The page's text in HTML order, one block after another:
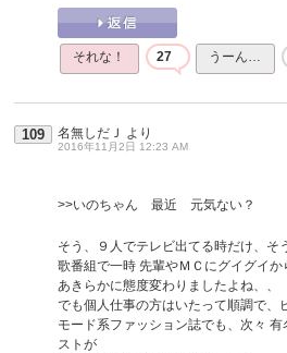
それな！ 27 うーん…
109 名無しだＪ より
2016年11月2日 12:23 AM
>>いのちゃん 最近 元気ない？
そう、９人でテレビ出てる時だけ、そ
歌番組で一時 先輩やＭＣにグイグイか
あきらかに態度変わりましたよね、、
でも個人仕事の方はいたって順調で、
モード系ファッション誌でも、次々
ストが